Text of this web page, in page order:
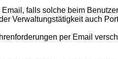
falls solche beim
Verwaltungstätigkeit auch
per Email